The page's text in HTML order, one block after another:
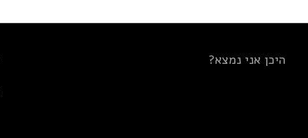
היכן אני נמצא?